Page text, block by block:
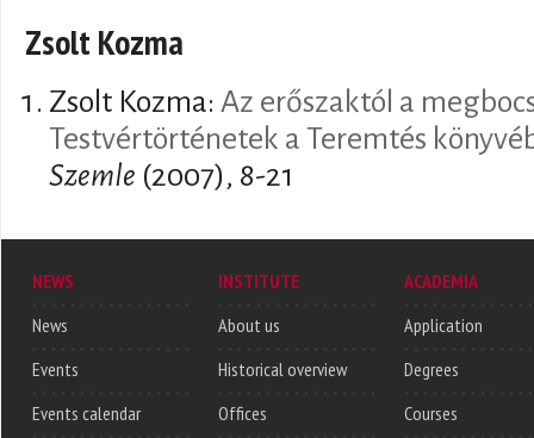
Zsolt Kozma
Zsolt Kozma: Az erőszaktól a
Testvértörténetek a Teremtés
Szemle (2007), 8-21
NEWS
News
Events
Events calendar
INSTITUTE
About us
Historical overview
Offices
ACADEMIA
Application
Degrees
Courses